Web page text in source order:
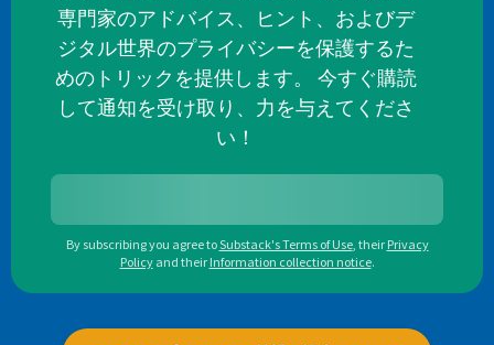
専門家のアドバイス、ヒント、およびデ
ジタル世界のプライバシーを保護するた
めのトリックを提供します。 今すぐ購読
して通知を受け取り、力を与えてくださ
い！
By subscribing you agree toSubstack's Terms of Use, their Privacy
Policy and their Information collection notice.